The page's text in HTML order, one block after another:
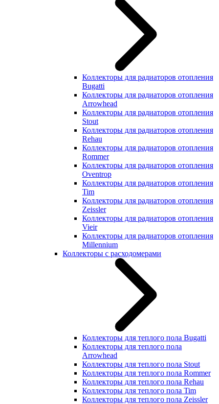
Коллекторы для радиаторов отопления
Bugatti
Коллекторы для радиаторов отопления
Arrowhead
Коллекторы для радиаторов отопления
Stout
Коллекторы для радиаторов отопления
Rehau
Коллекторы для радиаторов отопления
Rommer
Коллекторы для радиаторов отопления
Oventrop
Коллекторы для радиаторов отопления
Tim
Коллекторы для радиаторов отопления
Zeissler
Коллекторы для радиаторов отопления
Vieir
Коллекторы для радиаторов отопления
Millennium
Коллекторы с расходомерами
Коллекторы для теплого пола Bugatti
Коллекторы для теплого пола
Arrowhead
Коллекторы для теплого пола Stout
Коллекторы для теплого пола Rommer
Коллекторы для теплого пола Rehau
Коллекторы для теплого пола Tim
Коллекторы для теплого пола Zeissler